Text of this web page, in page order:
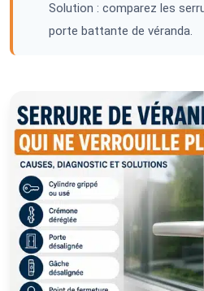
Solution : comparez les
porte battante de véranda.